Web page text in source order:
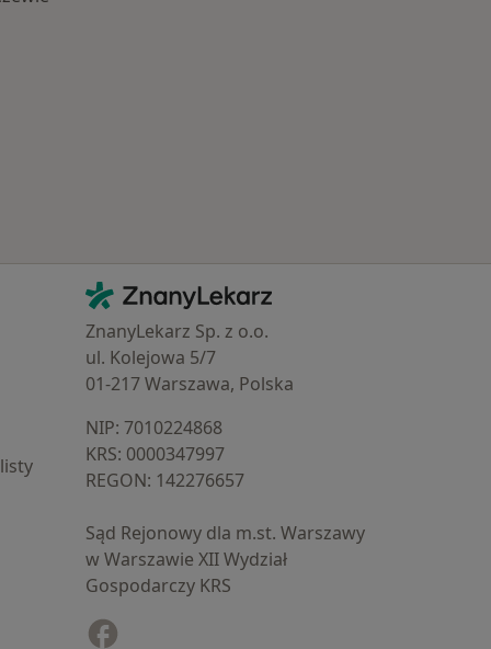
Kontakt
ZnanyLekarz - Strona główna
ZnanyLekarz Sp. z o.o.
ul. Kolejowa 5/7
01-217 Warszawa, Polska
NIP: ⁠7010224868
KRS: ⁠0000347997
REGON: ⁠142276657
Sąd Rejonowy dla m.st. Warszawy
w Warszawie XII Wydział
Gospodarczy KRS